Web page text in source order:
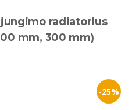
radiatorius
mm, 300 mm)
-25%